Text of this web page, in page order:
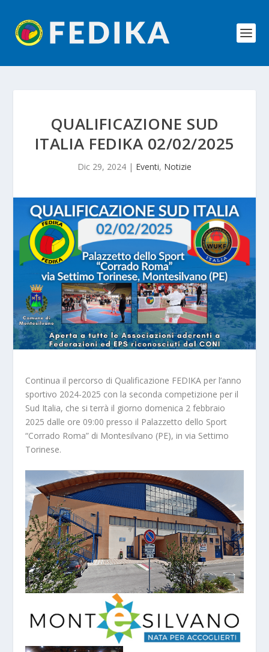
QUALIFICAZIONE SUD
ITALIA FEDIKA 02/02/2025
Dic 29, 2024 | Eventi, Notizie
Continua il percorso di Qualificazione FEDIKA per l’anno
sportivo 2024-2025 con la seconda competizione per il
Sud Italia, che si terrà il giorno domenica 2 febbraio
2025 dalle ore 09:00 presso il Palazzetto dello Sport
“Corrado Roma” di Montesilvano (PE), in via Settimo
Torinese.